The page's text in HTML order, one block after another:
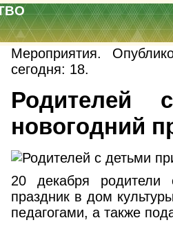
Мероприятия.
сегодня: 18.
Родителей
новогодний
20 декабря родители
праздник в дом
педагогами, а также